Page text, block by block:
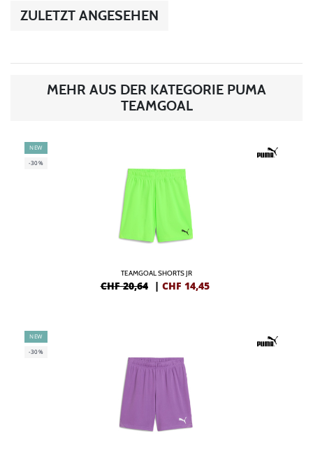
ZULETZT ANGESEHEN
MEHR AUS DER KATEGORIE PUMA
TEAMGOAL
NEW
-30%
TEAMGOAL SHORTS JR
CHF 20,64 | CHF 14,45
NEW
-30%